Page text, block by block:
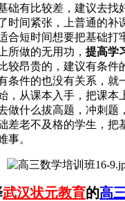
础有比较差，建议去找
时间紧张，上普通的补
合短时间想要把基础打
所做的无用功， 提高学
较昂贵的，建议有条件
条件的也没有关系，就
，从课本入手，把课本
做什么拔高题，冲刺题
差老不及格的学生，把
事。
武汉状元教育的高